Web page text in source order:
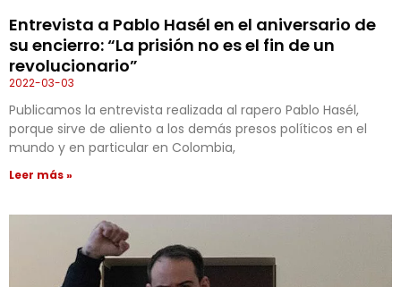
Entrevista a Pablo Hasél en el aniversario de
su encierro: “La prisión no es el fin de un
revolucionario”
2022-03-03
Publicamos la entrevista realizada al rapero Pablo Hasél,
porque sirve de aliento a los demás presos políticos en el
mundo y en particular en Colombia,
Leer más »